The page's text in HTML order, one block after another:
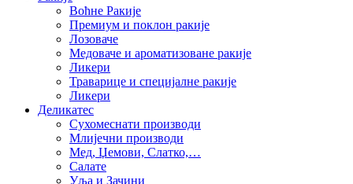
Воћне Ракије
Премиум и поклон ракије
Лозоваче
Медоваче и ароматизоване ракије
Ликери
Траварице и специјалне ракије
Ликери
Деликатес
Сухомеснати производи
Млијечни производи
Мед, Џемови, Слатко,…
Салате
Уља и Зачини